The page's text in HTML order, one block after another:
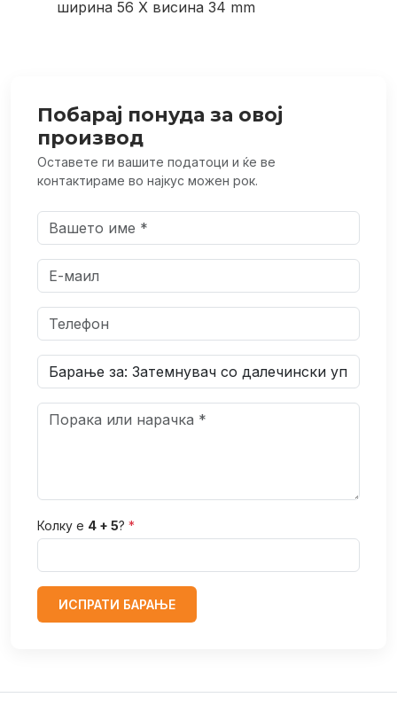
ширина 56 X висина 34 mm
Побарај понуда за овој
производ
Оставете ги вашите податоци и ќе ве
контактираме во најкус можен рок.
Колку е 4 + 5? *
ИСПРАТИ БАРАЊЕ